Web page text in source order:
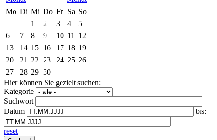
Mo Di Mi Do Fr Sa So
1
2 3 4
5
6
7 8 9 10 11
12
13
14 15 16 17 18 19
20
21 22 23 24 25 26
27
28 29 30
Hier können Sie gezielt suchen:
Kategorie
Suchwort
Datum
bis:
reset